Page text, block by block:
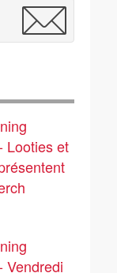
Looties et
Vendredi